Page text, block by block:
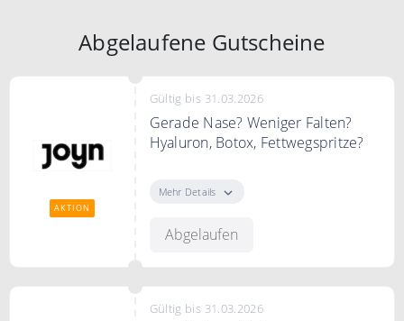
Abgelaufene Gutscheine
AKTION
Gültig bis 31.03.2026
Gerade Nase? Weniger Falten?
Hyaluron, Botox, Fettwegspritze?
Mehr Details
Abgelaufen
Gültig bis 31.03.2026